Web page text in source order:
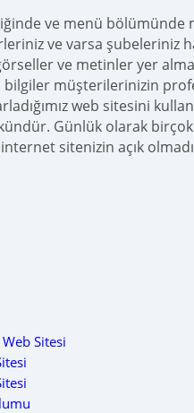
ve menü
ve varsa şubeleriniz
ve metinler yer
müşterilerinizin
web sitesini
Günlük olarak
sitenizin açık
Sitesi